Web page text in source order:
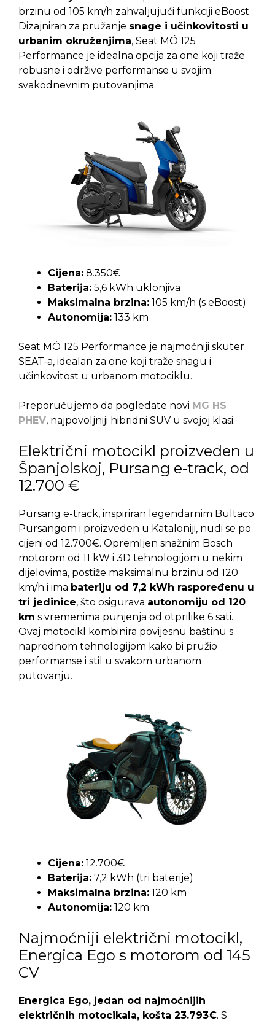
brzinu od 105 km/h zahvaljujući funkciji eBoost.
Dizajniran za pružanje snage i učinkovitosti u
urbanim okruženjima, Seat MÓ 125
Performance je idealna opcija za one koji traže
robusne i održive performanse u svojim
svakodnevnim putovanjima.
Cijena: 8.350€
Baterija: 5,6 kWh uklonjiva
Maksimalna brzina: 105 km/h (s eBoost)
Autonomija: 133 km
Seat MÓ 125 Performance je najmoćniji skuter
SEAT-a, idealan za one koji traže snagu i
učinkovitost u urbanom motociklu.
Preporučujemo da pogledate novi MG HS
PHEV, najpovoljniji hibridni SUV u svojoj klasi.
Električni motocikl proizveden u
Španjolskoj, Pursang e-track, od
12.700 €
Pursang e-track, inspiriran legendarnim Bultaco
Pursangom i proizveden u Kataloniji, nudi se po
cijeni od 12.700€. Opremljen snažnim Bosch
motorom od 11 kW i 3D tehnologijom u nekim
dijelovima, postiže maksimalnu brzinu od 120
km/h i ima bateriju od 7,2 kWh raspoređenu u
tri jedinice, što osigurava autonomiju od 120
km s vremenima punjenja od otprilike 6 sati.
Ovaj motocikl kombinira povijesnu baštinu s
naprednom tehnologijom kako bi pružio
performanse i stil u svakom urbanom
putovanju.
Cijena: 12.700€
Baterija: 7,2 kWh (tri baterije)
Maksimalna brzina: 120 km
Autonomija: 120 km
Najmoćniji električni motocikl,
Energica Ego s motorom od 145
CV
Energica Ego, jedan od najmoćnijih
električnih motocikala, košta 23.793€. S